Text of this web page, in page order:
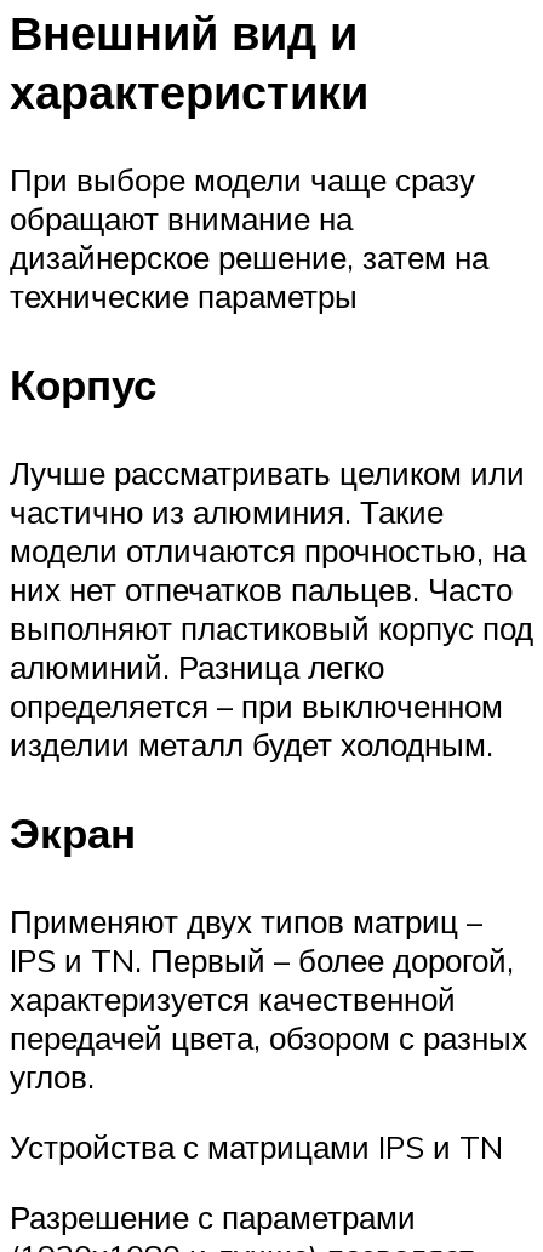
Внешний вид и
характеристики
При выборе модели чаще сразу
обращают внимание на
дизайнерское решение, затем на
технические параметры
Корпус
Лучше рассматривать целиком или
частично из алюминия. Такие
модели отличаются прочностью, на
них нет отпечатков пальцев. Часто
выполняют пластиковый корпус под
алюминий. Разница легко
определяется – при выключенном
изделии металл будет холодным.
Экран
Применяют двух типов матриц –
IPS и TN. Первый – более дорогой,
характеризуется качественной
передачей цвета, обзором с разных
углов.
Устройства с матрицами IPS и TN
Разрешение с параметрами